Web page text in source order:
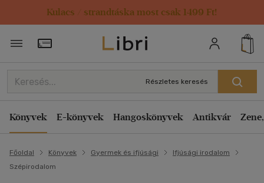
Kulacs / strandtáska most csak 1499 Ft!
Törzsvásárlói Kártya adatai
Részletes keresés
Könyvek E-könyvek Hangoskönyvek Antikvár
Főoldal Könyvek Gyermek és ifjúsági
Ifjúsági irodalom
Szépirodalom